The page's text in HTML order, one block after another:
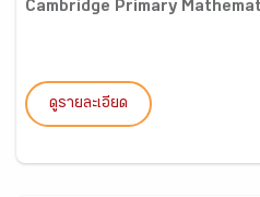
Cambridge Primary
ดูรายละเอียด